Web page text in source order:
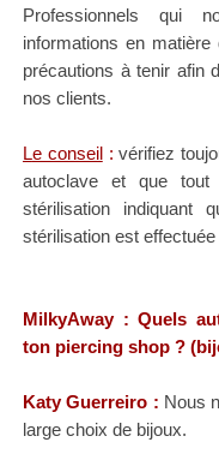
Professionnels qui
informations en
précautions à tenir afin
nos clients.
Le conseil: vérifiez
autoclave et que
stérilisation indiquant
stérilisation est effectuée
MilkyAway : Quels
ton piercing shop ?
KatyGuerreiro : Nous
large choix de bijoux.